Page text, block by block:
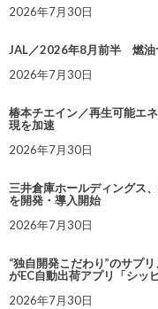
2026年7月30日
JAL／2026年8月前半 燃油
2026年7月30日
椿本チエイン／再生可能エ
現を加速
2026年7月30日
三井倉庫ホールディングス
を開発・導入開始
2026年7月30日
“独自開発こだわり”のサプ
がEC自動出荷アプリ「シッ
2026年7月30日